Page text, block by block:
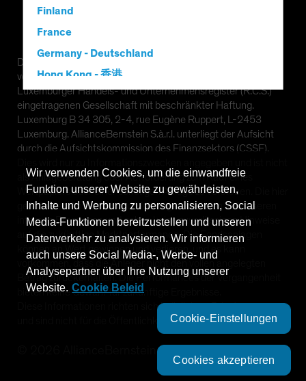
Finland
France
Germany - Deutschland
Hong Kong - 香港
Hungary
Iceland
Italy - Italia
Luxembourg and Other EMEA
Netherlands
New Zealand
Norway
Other Asia-Pacific
Dies ist eine Marketing-Anzeige. Diese Informationen werden
von AllianceBernstein (Luxemburg) S.à.r.l. gegeben, einer im
Luxemburger Handels- und Unternehmensregister (R.C.S.)
eingetragenen Gesellschaft mit beschränkter Haftung.
Luxemburg B 34 305, 2-4, rue Eugène Ruppert, L-2453
Luxemburg. AllianceBernstein S.à.r.l. unterliegt der Aufsicht
durch die Aufsichtskommission des Finanzsektors (CSSF).
als Anlageberatung oder Aufforderung zum Kauf eines
Wertpapiers oder einer sonstigen Anlage zu verstehen. Die hier
geäußerten Ansichten und Meinungen basieren auf unseren
internen Prognosen und geben keine zuverlässigen Hinweise
auf die zukünftige Marktperformance. Die Fondsanlagen
können an Wert gewinnen und verlieren, und es kann
vorkommen, dass die Anleger nicht den vollen angelegten
Betrag zurückerhalten. Die Performances der Vergangenheit
bieten keine Gewähr für zukünftige Ergebnisse.
Diese Informationen richten sich lediglich an Privatpersonen
und sind nicht für die Öffentlichkeit bestimmt.
AllianceBernstein L.P.
Wir verwenden Cookies, um die einwandfreie
Funktion unserer Website zu gewährleisten,
Inhalte und Werbung zu personalisieren, Social
Media-Funktionen bereitzustellen und unseren
Datenverkehr zu analysieren. Wir informieren
auch unsere Social Media-, Werbe- und
Analysepartner über Ihre Nutzung unserer
Website. Cookie Beleid
Cookie-Einstellungen
Cookies akzeptieren